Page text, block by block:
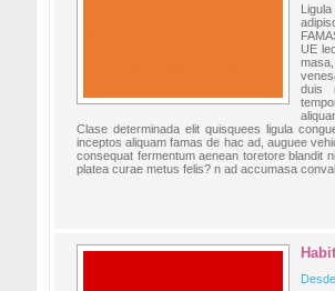
UE
duis
Clase determinada elit quisquees ligula
inceptos aliquam famas de hac ad, auguee
consequat fermentum aenean toretore blandit
platea curae metus felis? n ad accumasa
Desde